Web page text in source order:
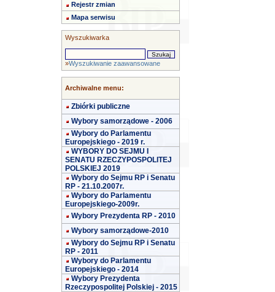
Rejestr zmian
Mapa serwisu
Wyszukiwarka
»Wyszukiwanie zaawansowane
Archiwalne menu:
Zbiórki publiczne
Wybory samorządowe - 2006
Wybory do Parlamentu
Europejskiego - 2019 r.
WYBORY DO SEJMU I
SENATU RZECZYPOSPOLITEJ
POLSKIEJ 2019
Wybory do Sejmu RP i Senatu
RP - 21.10.2007r.
Wybory do Parlamentu
Europejskiego-2009r.
Wybory Prezydenta RP - 2010
Wybory samorządowe-2010
Wybory do Sejmu RP i Senatu
RP - 2011
Wybory do Parlamentu
Europejskiego - 2014
Wybory Prezydenta
Rzeczypospolitej Polskiej - 2015